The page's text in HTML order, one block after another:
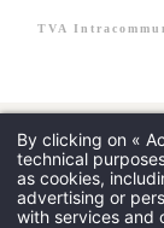
TVA
By clicking on «
technical
as cookies,
advertising or
with services and